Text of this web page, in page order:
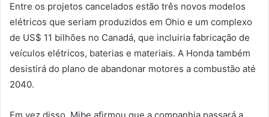
Entre os projetos cancelados estão três novos modelos
elétricos que seriam produzidos em Ohio e um complexo
de US$ 11 bilhões no Canadá, que incluiria fabricação de
veículos elétricos, baterias e materiais. A Honda também
desistirá do plano de abandonar motores a combustão até
2040.